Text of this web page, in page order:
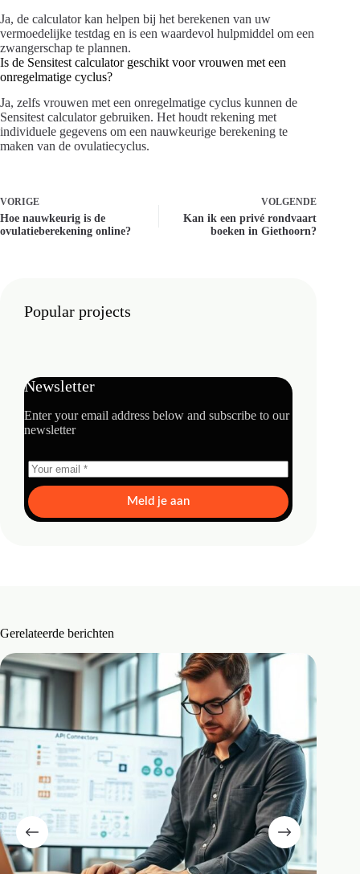
Ja, de calculator kan helpen bij het berekenen van uw
vermoedelijke testdag en is een waardevol hulpmiddel om een
zwangerschap te plannen.
Is de Sensitest calculator geschikt voor vrouwen met een
onregelmatige cyclus?
Ja, zelfs vrouwen met een onregelmatige cyclus kunnen de
Sensitest calculator gebruiken. Het houdt rekening met
individuele gegevens om een nauwkeurige berekening te
maken van de ovulatiecyclus.
VORIGE
Hoe nauwkeurig is de
ovulatieberekening online?
VOLGENDE
Kan ik een privé rondvaart
boeken in Giethoorn?
Popular projects
Newsletter
Enter your email address below and subscribe to our
newsletter
Meld je aan
Gerelateerde berichten